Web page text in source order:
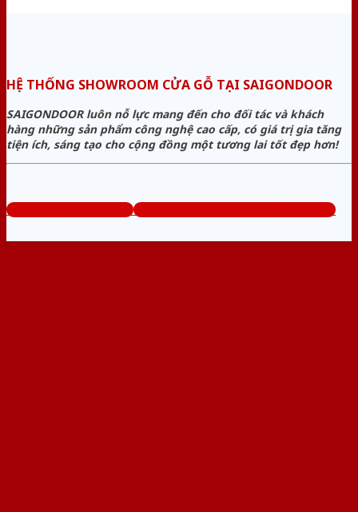
HỆ THỐNG SHOWROOM CỬA GỖ TẠI SAIGONDOOR
SAIGONDOOR luôn nỗ lực mang đến cho đối tác và khách
hàng những sản phẩm công nghệ cao cấp, có giá trị gia tăng
tiện ích, sáng tạo cho cộng đồng một tương lai tốt đẹp hơn!
www.bancuagodep.com Tổng đài tư vấn miễn phí: 0824.400.400